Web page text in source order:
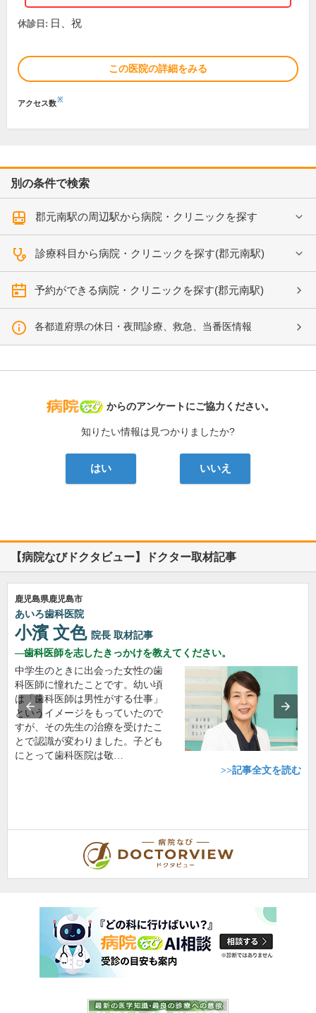
休診日: 日、祝
この医院の詳細をみる
アクセス数※
別の条件で検索
郡元南駅の周辺駅から病院・クリニックを探す
診療科目から病院・クリニックを探す(郡元南駅)
予約ができる病院・クリニックを探す(郡元南駅)
各都道府県の休日・夜間診療、救急、当番医情報
病院なび
からのアンケートにご協力ください。
知りたい情報は見つかりましたか?
はい いいえ
【病院なびドクタビュー】ドクター取材記事
鹿児島県鹿児島市
あいろ歯科医院
小濱 文色 院長 取材記事
歯科医師を志したきっかけを教えてください。
中学生のときに出会った女性の歯
科医師に憧れたことです。幼い頃
は「歯科医師は男性がする仕事」
というイメージをもっていたので
すが、その先生の治療を受けたこ
とで認識が変わりました。子ども
にとって歯科医院は敬…
>>記事全文を読む